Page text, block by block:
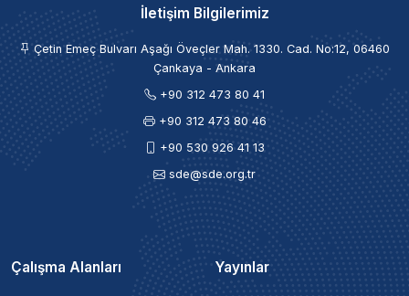
İletişim Bilgilerimiz
Çetin Emeç Bulvarı Aşağı Öveçler Mah. 1330. Cad. No:12, 06460
Çankaya - Ankara
+90 312 473 80 41
+90 312 473 80 46
+90 530 926 41 13
sde@sde.org.tr
Çalışma Alanları Yayınlar